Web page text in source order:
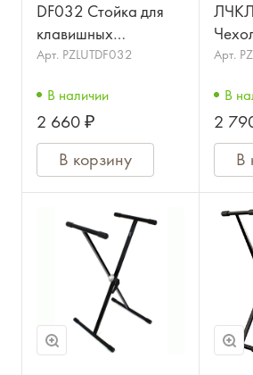
DF032 Стойка для
клавишных
инструментов,
SOUNDKING
Арт. PZLUTDF032
В наличии
2 660 ₽
В корзину
Арт.
В
2
В